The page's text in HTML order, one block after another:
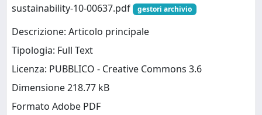
sustainability-10-00637.pdf
gestori archivio
Descrizione: Articolo principale
Tipologia: Full Text
Licenza: PUBBLICO - Creative Commons 3.6
Dimensione 218.77 kB
Formato Adobe PDF